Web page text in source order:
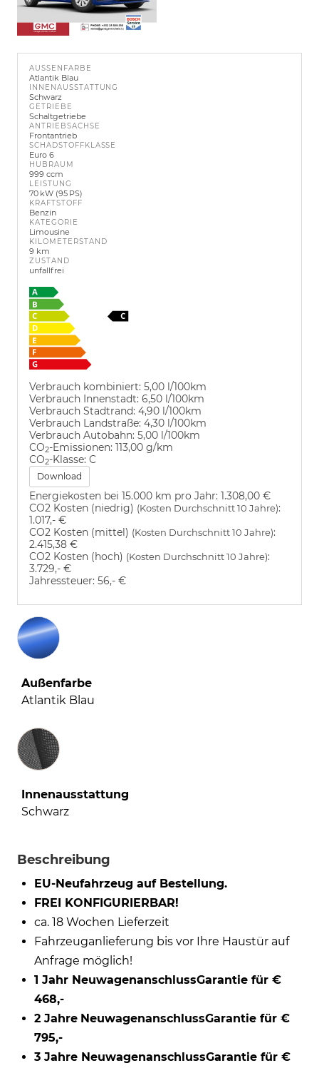
AUSSENFARBE
Atlantik Blau
INNENAUSSTATTUNG
Schwarz
GETRIEBE
Schaltgetriebe
ANTRIEBSACHSE
Frontantrieb
SCHADSTOFFKLASSE
Euro 6
HUBRAUM
999 ccm
LEISTUNG
70 kW (95 PS)
KRAFTSTOFF
Benzin
KATEGORIE
Limousine
KILOMETERSTAND
9 km
ZUSTAND
unfallfrei
Verbrauch kombiniert: 5,00 l/100km
Verbrauch Innenstadt: 6,50 l/100km
Verbrauch Stadtrand: 4,90 l/100km
Verbrauch Landstraße: 4,30 l/100km
Verbrauch Autobahn: 5,00 l/100km
CO2-Emissionen: 113,00 g/km
CO2-Klasse: C
Download
Energiekosten bei 15.000 km pro Jahr: 1.308,00 €
CO2 Kosten (niedrig) (Kosten Durchschnitt 10 Jahre):
1.017,- €
CO2 Kosten (mittel) (Kosten Durchschnitt 10 Jahre):
2.415,38 €
CO2 Kosten (hoch) (Kosten Durchschnitt 10 Jahre):
3.729,- €
Jahressteuer: 56,- €
Außenfarbe
Atlantik Blau
Innenausstattung
Innenausstattung
Schwarz
Beschreibung
EU-Neufahrzeug auf Bestellung.
FREI KONFIGURIERBAR!
ca. 18 Wochen Lieferzeit
Fahrzeuganlieferung bis vor Ihre Haustür auf
Anfrage möglich!
1 Jahr NeuwagenanschlussGarantie für €
468,-
2 Jahre NeuwagenanschlussGarantie für €
795,-
3 Jahre NeuwagenanschlussGarantie für €